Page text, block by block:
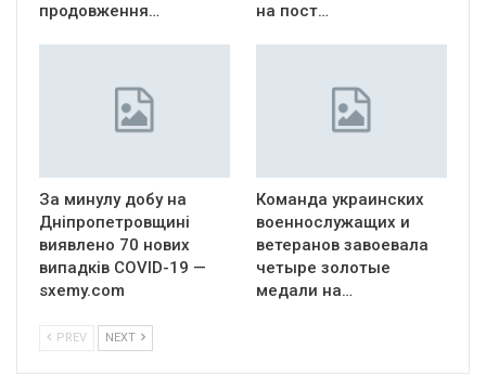
продовження…
на пост…
За минулу добу на
Дніпропетровщині
виявлено 70 нових
випадків COVID-19 —
sxemy.com
Команда украинских
военнослужащих и
ветеранов завоевала
четыре золотые
медали на…
PREV NEXT